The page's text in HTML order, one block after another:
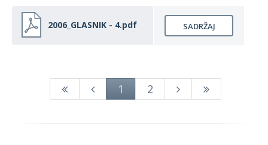
2006_GLASNIK - 4.pdf SADRŽAJ
1 2